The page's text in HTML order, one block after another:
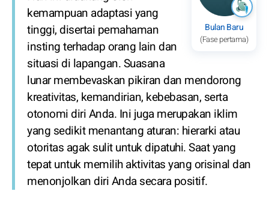
Bulan Baru
(Fase pertama)
kemampuan adaptasi yang
tinggi, disertai pemahaman
insting terhadap orang lain dan
situasi di lapangan. Suasana
lunar membevaskan pikiran dan mendorong
kreativitas, kemandirian, kebebasan, serta
otonomi diri Anda. Ini juga merupakan iklim
yang sedikit menantang aturan: hierarki atau
otoritas agak sulit untuk dipatuhi. Saat yang
tepat untuk memilih aktivitas yang orisinal dan
menonjolkan diri Anda secara positif.